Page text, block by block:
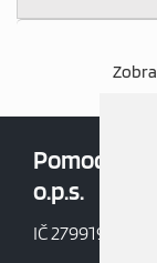
Pomoc v
o.p.s.
IČ 27991997